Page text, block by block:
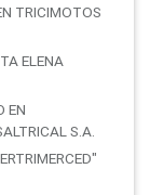
TRICIMOTOS
ELENA
EN
S.A.